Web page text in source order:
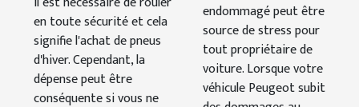
en toute sécurité et cela
signifie l'achat de pneus
d'hiver. Cependant, la
dépense peut être
conséquente si vous ne
Peugeot
endommagé peut être
source de stress pour
tout propriétaire de
voiture. Lorsque votre
véhicule Peugeot subit